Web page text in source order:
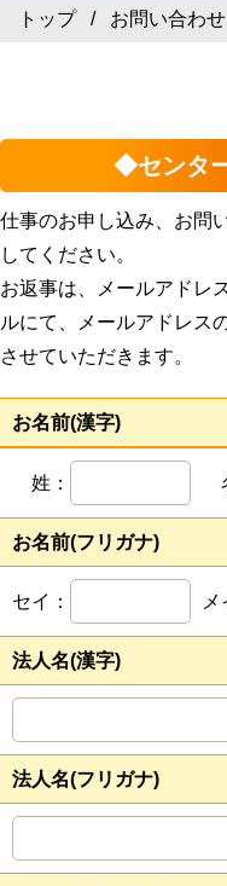
トップ/ お問い合わせ
◆センタ
仕事のお申し込み、お問
してください。
お返事は、メールアドレ
ルにて、メールアドレス
させていただきます。
お名前(漢字)
姓：
お名前(フリガナ)
セイ： メ
法人名(漢字)
法人名(フリガナ)